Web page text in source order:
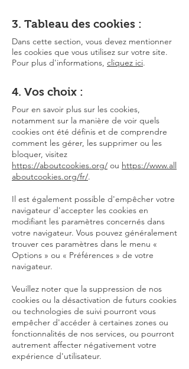
3. Tableau des cookies :
Dans cette section, vous devez mentionner
les cookies que vous utilisez sur votre site.
Pour plus d'informations, cliquez ici.
4. Vos choix :
Pour en savoir plus sur les cookies,
notamment sur la manière de voir quels
cookies ont été définis et de comprendre
comment les gérer, les supprimer ou les
bloquer, visitez
https://aboutcookies.org/ ou https://www.all
aboutcookies.org/fr/.
Il est également possible d'empêcher votre
navigateur d'accepter les cookies en
modifiant les paramètres concernés dans
votre navigateur. Vous pouvez généralement
trouver ces paramètres dans le menu «
Options » ou « Préférences » de votre
navigateur.
Veuillez noter que la suppression de nos
cookies ou la désactivation de futurs cookies
ou technologies de suivi pourront vous
empêcher d'accéder à certaines zones ou
fonctionnalités de nos services, ou pourront
autrement affecter négativement votre
expérience d'utilisateur.